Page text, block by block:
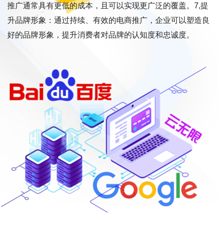
推广通常具有更低的成本，且可以实现更广泛的覆盖。7,提
升品牌形象：通过持续、有效的电商推广，企业可以塑造良
好的品牌形象，提升消费者对品牌的认知度和忠诚度。